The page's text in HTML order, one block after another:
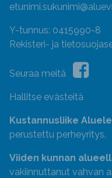
Y-tunnus: 0415990-8
Rekisteri- ja
Seuraa meitä
Hallitse evästeitä
Kustannusliike
perustettu perheyritys.
Viiden kunnan
vakiinnuttanut vahvan